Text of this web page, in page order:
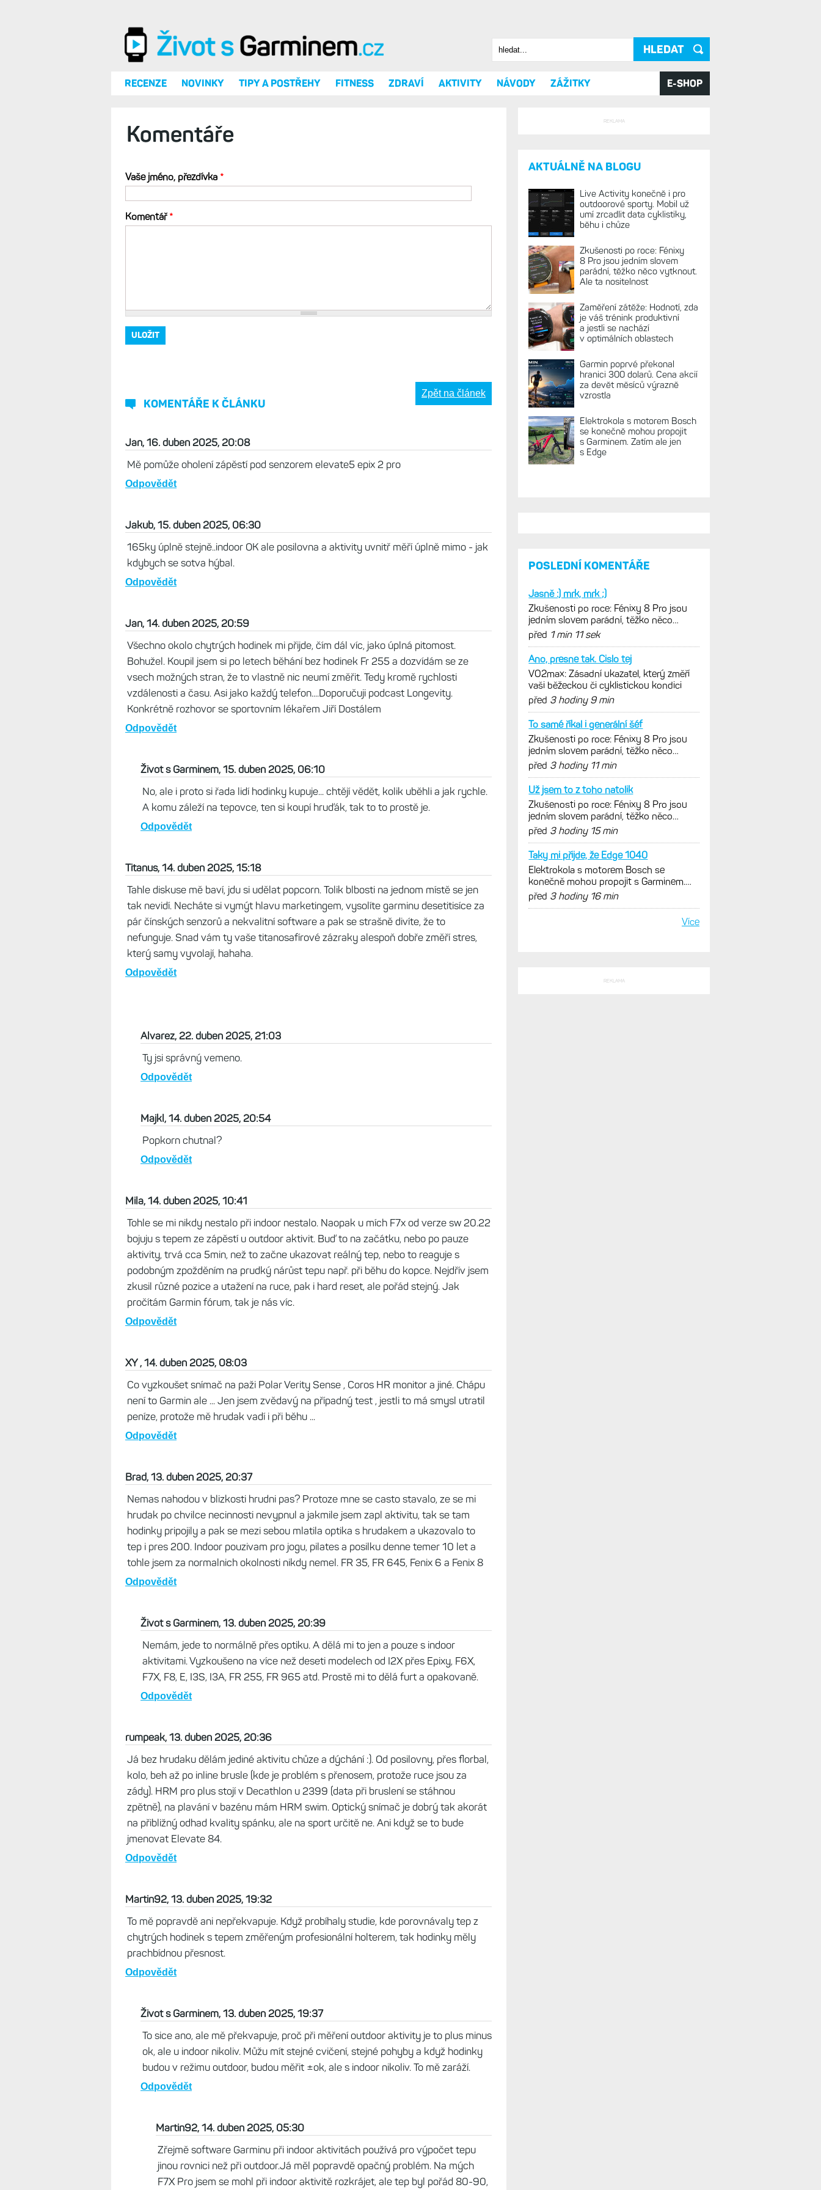
Vyhledávání
Hledat
RECENZE NOVINKY TIPY A POSTŘEHY FITNESS ZDRAVÍ AKTIVITY NÁVODY ZÁŽITKY E-SHOP
Komentáře
Vaše jméno, přezdívka *
Komentář*
KOMENTÁŘE K ČLÁNKU
Zpět na článek
Jan, 16. duben 2025, 20:08
Mě pomůže oholení zápěstí pod senzorem elevate5 epix 2 pro
Odpovědět
Jakub, 15. duben 2025, 06:30
165ky úplně stejně..indoor OK ale posilovna a aktivity uvnitř měří úplně mimo - jak
kdybych se sotva hýbal.
Odpovědět
Jan, 14. duben 2025, 20:59
Všechno okolo chytrých hodinek mi přijde, čím dál víc, jako úplná pitomost.
Bohužel. Koupil jsem si po letech běhání bez hodinek Fr 255 a dozvídám se ze
vsech možných stran, že to vlastně nic neumí změřit. Tedy kromě rychlosti
vzdálenosti a času. Asi jako každý telefon....Doporučuji podcast Longevity.
Konkrétně rozhovor se sportovním lékařem Jiří Dostálem
Odpovědět
Život s Garminem, 15. duben 2025, 06:10
No, ale i proto si řada lidí hodinky kupuje... chtějí vědět, kolik uběhli a jak rychle.
A komu záleží na tepovce, ten si koupí hruďák, tak to to prostě je.
Odpovědět
Titanus, 14. duben 2025, 15:18
Tahle diskuse mě baví, jdu si udělat popcorn. Tolik blbosti na jednom místě se jen
tak nevidí. Necháte si vymýt hlavu marketingem, vysolíte garminu desetitisíce za
pár čínských senzorů a nekvalitní software a pak se strašně divíte, že to
nefunguje. Snad vám ty vaše titanosafírové zázraky alespoň dobře změří stres,
který samy vyvolají, hahaha.
Odpovědět
Alvarez, 22. duben 2025, 21:03
Ty jsi správný vemeno.
Odpovědět
Majkl, 14. duben 2025, 20:54
Popkorn chutnal?
Odpovědět
Mila, 14. duben 2025, 10:41
Tohle se mi nikdy nestalo při indoor nestalo. Naopak u mích F7x od verze sw 20.22
bojuju s tepem ze zápěstí u outdoor aktivit. Buď to na začátku, nebo po pauze
aktivity, trvá cca 5min, než to začne ukazovat reálný tep, nebo to reaguje s
podobným zpožděním na prudký nárůst tepu např. při běhu do kopce. Nejdřív jsem
zkusil různé pozice a utažení na ruce, pak i hard reset, ale pořád stejný. Jak
pročítám Garmin fórum, tak je nás víc.
Odpovědět
XY , 14. duben 2025, 08:03
Co vyzkoušet snímač na paži Polar Verity Sense , Coros HR monitor a jiné. Chápu
není to Garmin ale ... Jen jsem zvědavý na případný test , jestli to má smysl utratil
peníze, protože mě hrudak vadí i při běhu ...
Odpovědět
Brad, 13. duben 2025, 20:37
Nemas nahodou v blizkosti hrudni pas? Protoze mne se casto stavalo, ze se mi
hrudak po chvilce necinnosti nevypnul a jakmile jsem zapl aktivitu, tak se tam
hodinky pripojily a pak se mezi sebou mlatila optika s hrudakem a ukazovalo to
tep i pres 200. Indoor pouzivam pro jogu, pilates a posilku denne temer 10 let a
tohle jsem za normalnich okolnosti nikdy nemel. FR 35, FR 645, Fenix 6 a Fenix 8
Odpovědět
Život s Garminem, 13. duben 2025, 20:39
Nemám, jede to normálně přes optiku. A dělá mi to jen a pouze s indoor
aktivitami. Vyzkoušeno na více než deseti modelech od I2X přes Epixy, F6X,
F7X, F8, E, I3S, I3A, FR 255, FR 965 atd. Prostě mi to dělá furt a opakovaně.
Odpovědět
rumpeak, 13. duben 2025, 20:36
Já bez hrudaku dělám jediné aktivitu chůze a dýchání :). Od posilovny, přes florbal,
kolo, beh až po inline brusle (kde je problém s přenosem, protože ruce jsou za
zády). HRM pro plus stojí v Decathlon u 2399 (data při bruslení se stáhnou
zpětně), na plavání v bazénu mám HRM swim. Optický snímač je dobrý tak akorát
na přibližný odhad kvality spánku, ale na sport určitě ne. Ani když se to bude
jmenovat Elevate 84.
Odpovědět
Martin92, 13. duben 2025, 19:32
To mě popravdě ani nepřekvapuje. Když probíhaly studie, kde porovnávaly tep z
chytrých hodinek s tepem změřeným profesionální holterem, tak hodinky měly
prachbídnou přesnost.
Odpovědět
Život s Garminem, 13. duben 2025, 19:37
To sice ano, ale mě překvapuje, proč při měření outdoor aktivity je to plus minus
ok, ale u indoor nikoliv. Můžu mít stejné cvičení, stejné pohyby a když hodinky
budou v režimu outdoor, budou měřit ±ok, ale s indoor nikoliv. To mě zaráží.
Odpovědět
Martin92, 14. duben 2025, 05:30
Zřejmě software Garminu při indoor aktivitách používá pro výpočet tepu
jinou rovnici než při outdoor.Já měl popravdě opačný problém. Na mých
F7X Pro jsem se mohl při indoor aktivitě rozkrájet, ale tep byl pořád 80-90,
REKLAMA
AKTUÁLNĚ NA BLOGU
Live Activity konečně i pro
outdoorové sporty. Mobil už
umí zrcadlit data cyklistiky,
běhu i chůze
Zkušenosti po roce: Fénixy
8 Pro jsou jedním slovem
parádní, těžko něco vytknout.
Ale ta nositelnost
Zaměření zátěže: Hodnotí, zda
je váš trénink produktivní
a jestli se nachází
v optimálních oblastech
Garmin poprvé překonal
hranici 300 dolarů. Cena akcií
za devět měsíců výrazně
vzrostla
Elektrokola s motorem Bosch
se konečně mohou propojit
s Garminem. Zatím ale jen
s Edge
POSLEDNÍ KOMENTÁŘE
Jasně :) mrk, mrk ;)
Zkušenosti po roce: Fénixy 8 Pro jsou
jedním slovem parádní, těžko něco
vytknout. Ale ta nositelnost
před 1 min 11 sek
Ano, presne tak. Cislo tej
VO2max: Zásadní ukazatel, který změří
vaši běžeckou či cyklistickou kondici
před 3 hodiny 9 min
To samé říkal i generální šéf
Zkušenosti po roce: Fénixy 8 Pro jsou
jedním slovem parádní, těžko něco
vytknout. Ale ta nositelnost
před 3 hodiny 11 min
Už jsem to z toho natolik
Zkušenosti po roce: Fénixy 8 Pro jsou
jedním slovem parádní, těžko něco
vytknout. Ale ta nositelnost
před 3 hodiny 15 min
Taky mi přijde, že Edge 1040
Elektrokola s motorem Bosch se
konečně mohou propojit s Garminem.
Zatím ale jen s Edge
před 3 hodiny 16 min
Více
REKLAMA